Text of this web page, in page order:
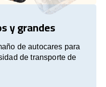
y grandes
de autocares para
de transporte de